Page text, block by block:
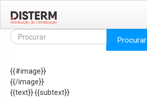
Home
Áreas de Negócio
Missão e Valores
Procurar
{{#image}}
{{/image}}
{{text}}{{subtext}}